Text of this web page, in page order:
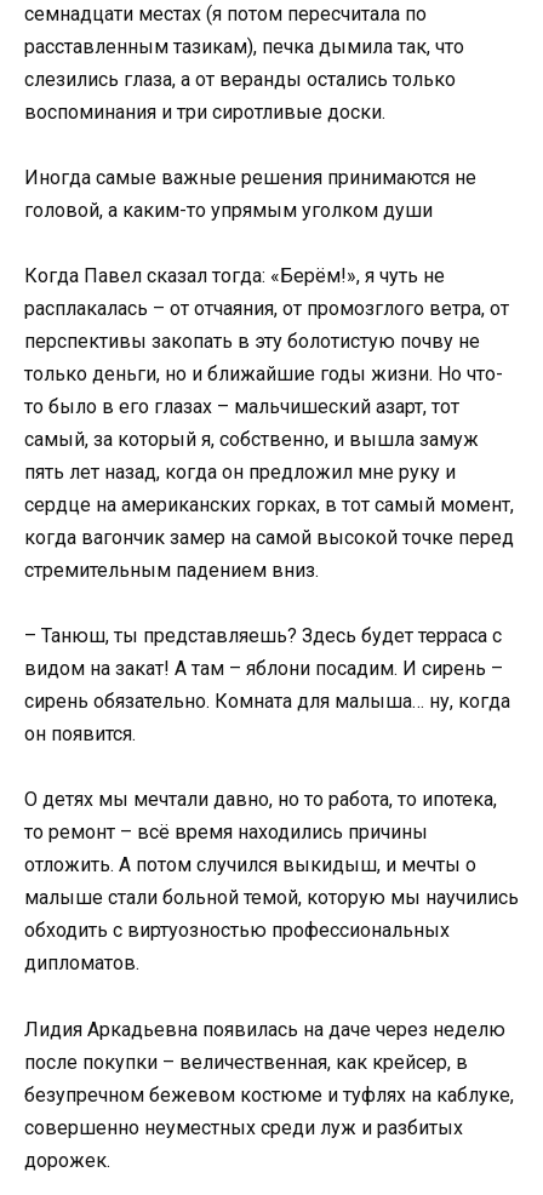
семнадцати местах (я потом пересчитала по
расставленным тазикам), печка дымила так, что
слезились глаза, а от веранды остались только
воспоминания и три сиротливые доски.
Иногда самые важные решения принимаются не
головой, а каким-то упрямым уголком души
Когда Павел сказал тогда: «Берём!», я чуть не
расплакалась – от отчаяния, от промозглого ветра, от
перспективы закопать в эту болотистую почву не
только деньги, но и ближайшие годы жизни. Но что-
то было в его глазах – мальчишеский азарт, тот
самый, за который я, собственно, и вышла замуж
пять лет назад, когда он предложил мне руку и
сердце на американских горках, в тот самый момент,
когда вагончик замер на самой высокой точке перед
стремительным падением вниз.
– Танюш, ты представляешь? Здесь будет терраса с
видом на закат! А там – яблони посадим. И сирень –
сирень обязательно. Комната для малыша… ну, когда
он появится.
О детях мы мечтали давно, но то работа, то ипотека,
то ремонт – всё время находились причины
отложить. А потом случился выкидыш, и мечты о
малыше стали больной темой, которую мы научились
обходить с виртуозностью профессиональных
дипломатов.
Лидия Аркадьевна появилась на даче через неделю
после покупки – величественная, как крейсер, в
безупречном бежевом костюме и туфлях на каблуке,
совершенно неуместных среди луж и разбитых
дорожек.